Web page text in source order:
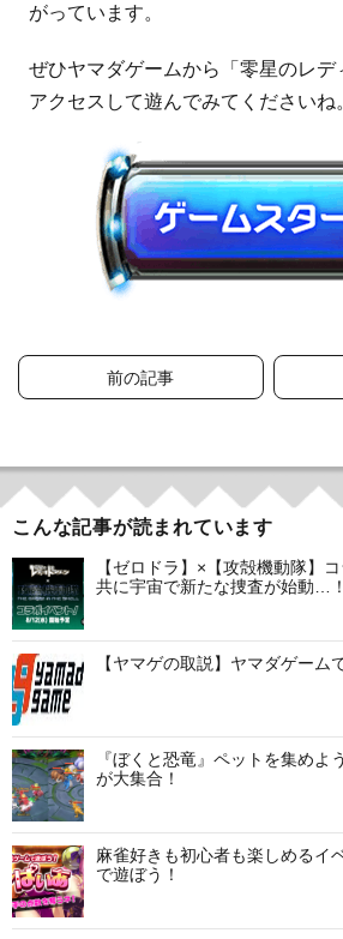
がっています。
ぜひヤマダゲームから「零星のレデ
アクセスして遊んでみてくださいね
ナ
ビ
ゲ
ー
シ
ョ
ン
前の記事
こんな記事が読まれています
【ゼロドラ】×【攻殻機動隊】
共に宇宙で新たな捜査が始動…
【ヤマゲの取説】ヤマダゲーム
『ぼくと恐竜』ペットを集めよ
が大集合！
麻雀好きも初心者も楽しめるイ
で遊ぼう！